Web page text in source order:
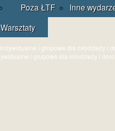
Poza ŁTF
Inne
Warsztaty
i grupowe dla młodzieży i